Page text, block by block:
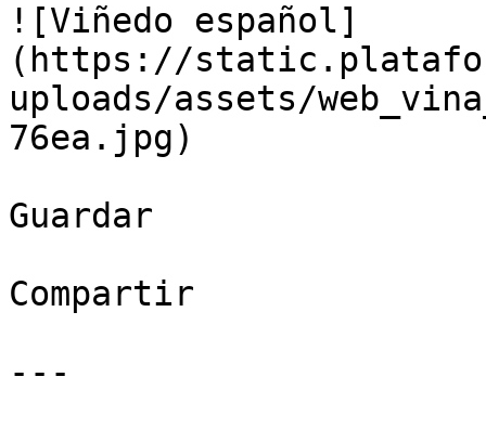
![Viñedo español]
(https://
uploads/assets/
76ea.jpg)
Guardar
Compartir
---